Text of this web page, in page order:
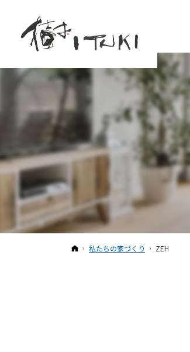
ホーム
私たちの家づくり ZEH